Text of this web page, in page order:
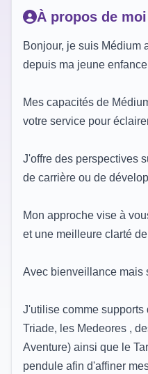
À propos de moi
Bonjour, je suis Médium
depuis ma jeune
Mes capacités de
votre service pour
J'offre des perspectives
de carrière ou de
Mon approche vise à
et une meilleure clarté
Avec bienveillance mais
J'utilise comme supports
Triade, les Medeores ,
Aventure) ainsi que le
pendule afin d'affiner